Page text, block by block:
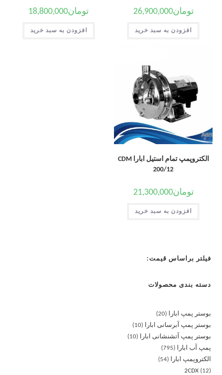
تومان26,900,000
افزودن به سبد خرید
تومان18,800,000
افزودن به سبد خرید
الکتروپمپ تمام استیل ابارا CDM
200/12
تومان21,300,000
افزودن به سبد خرید
فیلتر براساس قیمت:
دسته بندی محصولات
بوستر پمپ ابارا
20
بوستر پمپ آبرسانی ابارا
10
بوستر پمپ آتشنشانی ابارا
10
پمپ آب ابارا
795
الکتروپمپ ابارا
54
2CDX
12